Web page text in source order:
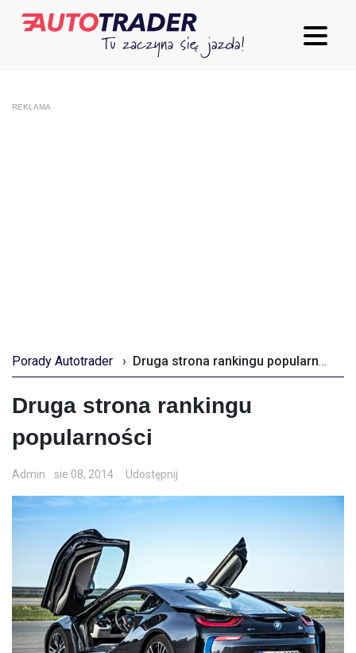
REKLAMA
Porady Autotrader › Druga strona rankingu popularności
Druga strona rankingu
popularności
Admin sie 08, 2014 Udostępnij